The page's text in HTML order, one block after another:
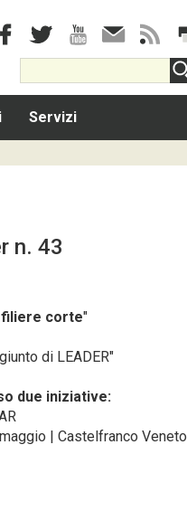
Servizi
n. 43
filiere corte"
di LEADER"
due iniziative:
| Castelfranco Veneto